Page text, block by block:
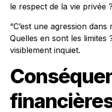
le respect de la vie privée ?
“C’est une agression
Quelles en sont les limites
visiblement inquiet.